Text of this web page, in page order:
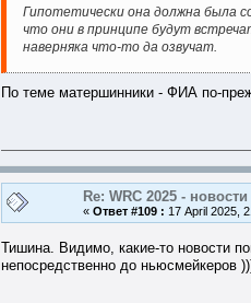
Гипотетически она должна была
что они в принципе будут
наверняка что-то да озвучат.
По теме матершинники - ФИА по-
Re: WRC 2025 -
« Ответ #109 : 17 April 2025,
Тишина. Видимо, какие-то новости
непосредственно до ньюсмейкеров